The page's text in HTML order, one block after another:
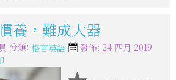
養，難成大器
分類: 格言英語
發佈: 24 四月 2019